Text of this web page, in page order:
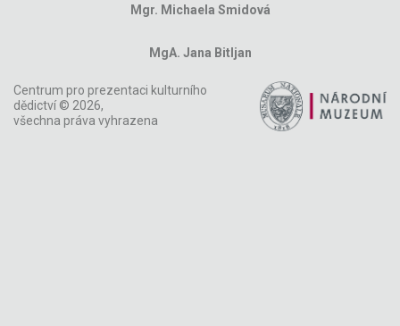
Mgr. Michaela Smidová
MgA. Jana Bitljan
Centrum pro prezentaci kulturního
dědictví © 2026,
všechna práva vyhrazena